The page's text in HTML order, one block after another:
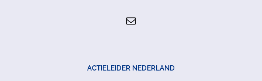
ACTIELEIDER NEDERLAND